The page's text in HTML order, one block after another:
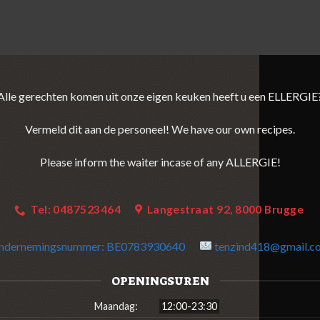
gerechten komen uit onze eigen keuken heeft u een
Vermeld dit aan de personeel! We have our own recipes.
Please inform the waiter incase of any ALLERGIE!
Tel: 0487523464 Langestraat 92, 8000 Brugge
BE0783930640
OPENINGSUREN
Maandag: 12:00-23:30